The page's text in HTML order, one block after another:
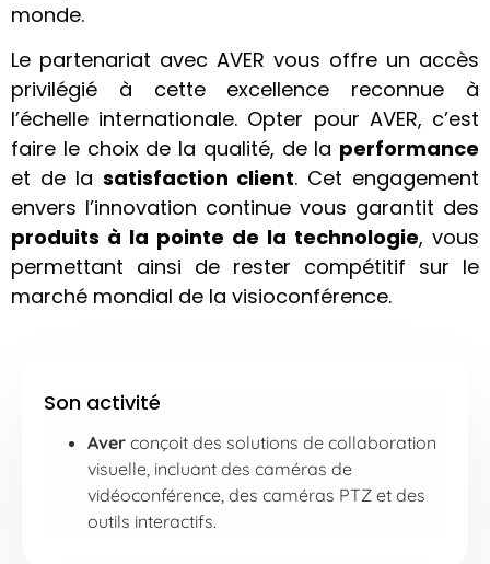
monde.
Le partenariat avec AVER vous offre un accès
privilégié à cette excellence reconnue à
l’échelle internationale. Opter pour AVER, c’est
faire le choix de la qualité, de la performance
et de la satisfaction client. Cet engagement
envers l’innovation continue vous garantit des
produits à la pointe de la technologie, vous
permettant ainsi de rester compétitif sur le
marché mondial de la visioconférence.
Son activité
Aver conçoit des solutions de collaboration
visuelle, incluant des caméras de
vidéoconférence, des caméras PTZ et des
outils interactifs.